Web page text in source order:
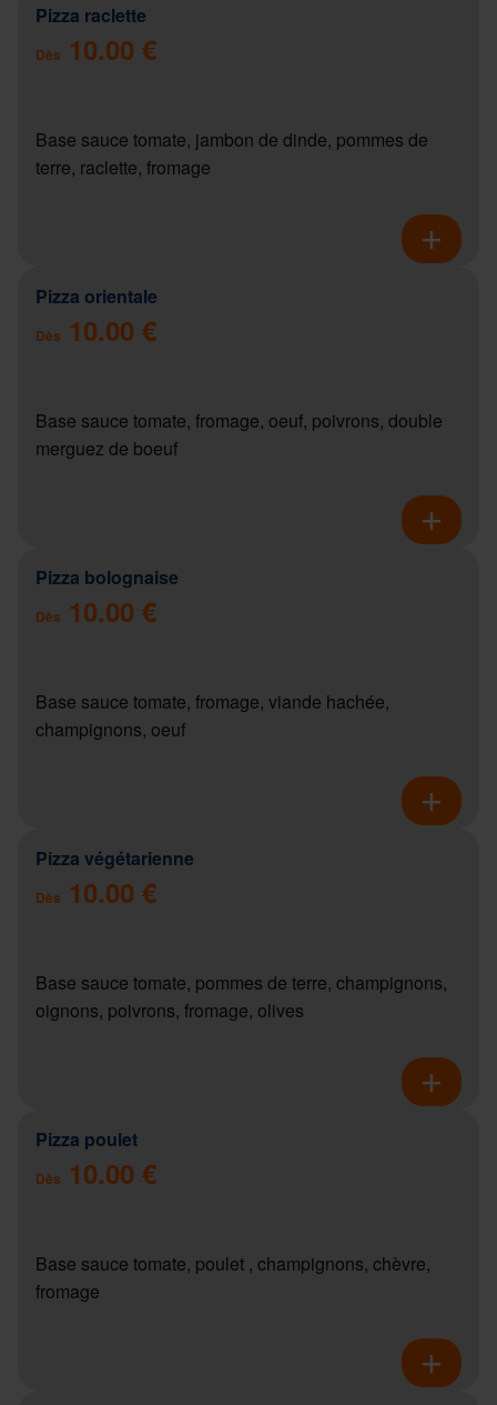
Pizza raclette
Dès 10.00 €
Base sauce tomate, jambon de dinde, pommes de
terre, raclette, fromage
Pizza orientale
Dès 10.00 €
Base sauce tomate, fromage, oeuf, poivrons, double
merguez de boeuf
Pizza bolognaise
Dès 10.00 €
Base sauce tomate, fromage, viande hachée,
champignons, oeuf
Pizza végétarienne
Dès 10.00 €
Base sauce tomate, pommes de terre, champignons,
oignons, poivrons, fromage, olives
Pizza poulet
Dès 10.00 €
Base sauce tomate, poulet , champignons, chèvre,
fromage